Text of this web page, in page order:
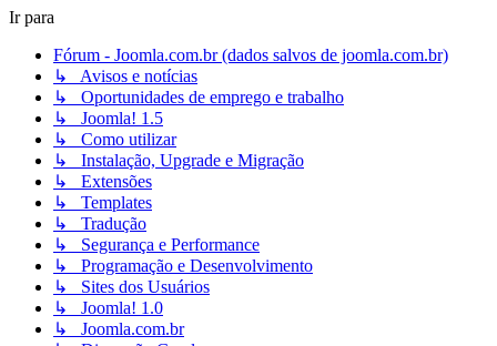
Ir para
Fórum - Joomla.com.br (dados salvos de joomla.com.br)
↳ Avisos e notícias
↳ Oportunidades de emprego e trabalho
↳ Joomla! 1.5
↳ Como utilizar
↳ Instalação, Upgrade e Migração
↳ Extensões
↳ Templates
↳ Tradução
↳ Segurança e Performance
↳ Programação e Desenvolvimento
↳ Sites dos Usuários
↳ Joomla! 1.0
↳ Joomla.com.br